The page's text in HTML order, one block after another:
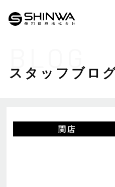
BLOG
スタッフブロ